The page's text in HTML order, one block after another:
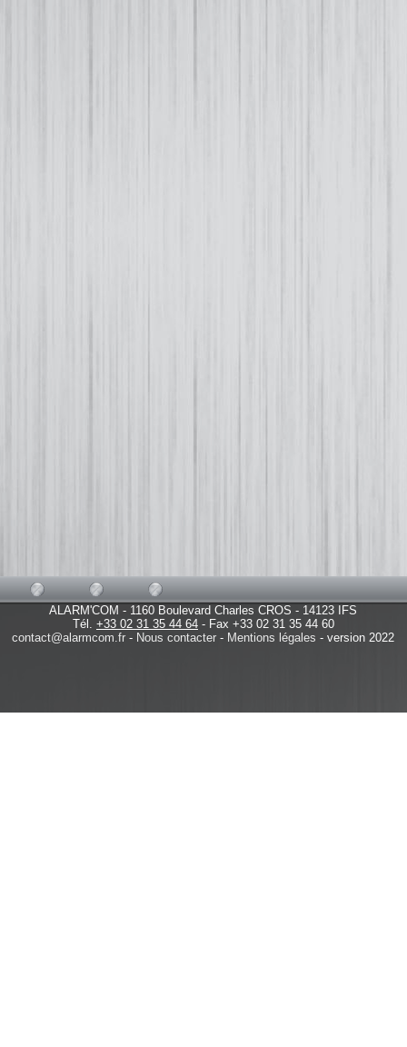
ALARM'COM - 1160 Boulevard Charles CROS - 14123 IFS
Tél. +33 02 31 35 44 64 - Fax +33 02 31 35 44 60
contact@alarmcom.fr- Nous contacter- Mentions légales- version 2022